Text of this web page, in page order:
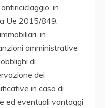
in
Ue 2015/849,
in
amministrative
di
dei
in caso di
ed eventuali vantaggi